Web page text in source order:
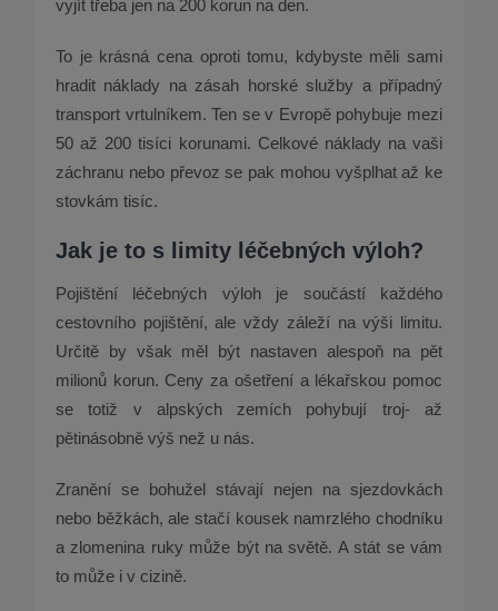
vyjít třeba jen na 200 korun na den.
To je krásná cena oproti tomu, kdybyste měli sami
hradit náklady na zásah horské služby a případný
transport vrtulníkem. Ten se v Evropě pohybuje mezi
50 až 200 tisíci korunami. Celkové náklady na vaši
záchranu nebo převoz se pak mohou vyšplhat až ke
stovkám tisíc.
Jak je to s limity léčebných výloh?
Pojištění léčebných výloh je součástí každého
cestovního pojištění, ale vždy záleží na výši limitu.
Určitě by však měl být nastaven alespoň na pět
milionů korun. Ceny za ošetření a lékařskou pomoc
se totiž v alpských zemích pohybují troj­‑ až
pětinásobně výš než u nás.
Zranění se bohužel stávají nejen na sjezdovkách
nebo běžkách, ale stačí kousek namrzlého chodníku
a zlomenina ruky může být na světě. A stát se vám
to může i v cizině.